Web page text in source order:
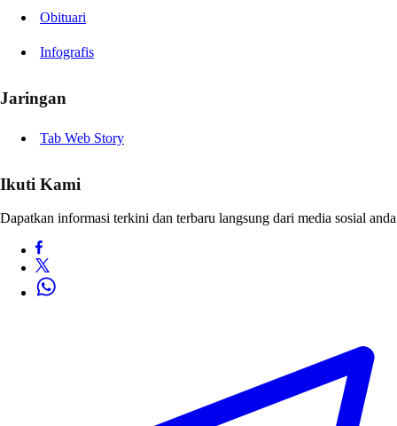
Obituari
Infografis
Jaringan
Tab Web Story
Ikuti Kami
Dapatkan informasi terkini dan terbaru langsung dari media sosial anda